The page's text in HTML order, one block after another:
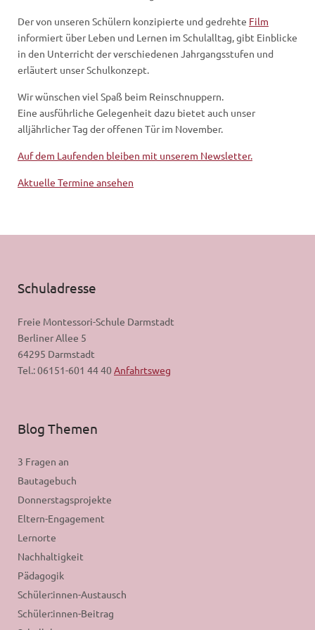
Der von unseren Schülern konzipierte und gedrehte Film
informiert über Leben und Lernen im Schulalltag, gibt Einblicke
in den Unterricht der verschiedenen Jahrgangsstufen und
erläutert unser Schulkonzept.
Wir wünschen viel Spaß beim Reinschnuppern.
Eine ausführliche Gelegenheit dazu bietet auch unser
alljährlicher Tag der offenen Tür im November.
Auf dem Laufenden bleiben mit unserem Newsletter.
Aktuelle Termine ansehen
Schuladresse
Freie Montessori-Schule Darmstadt
Berliner Allee 5
64295 Darmstadt
Tel.: 06151-601 44 40Anfahrtsweg
Blog Themen
3 Fragen an
Bautagebuch
Donnerstagsprojekte
Eltern-Engagement
Lernorte
Nachhaltigkeit
Pädagogik
Schüler:innen-Austausch
Schüler:innen-Beitrag